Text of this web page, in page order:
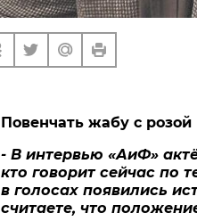
Повенчать жабу с розой
- В интервью «АиФ»
кто говорит сейчас по
в голосах появились
считаете, что